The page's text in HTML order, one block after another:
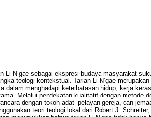
Li N’gae sebagai ekspresi budaya masyarakat
teologi kontekstual. Tarian Li N’gae
dalam menghadapi keterbatasan hidup, kerja
Melalui pendekatan kualitatif dengan metode
dengan tokoh adat, pelayan gereja, dan
teori teologi lokal dari Robert J.